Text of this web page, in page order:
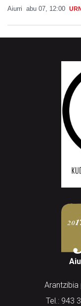
Aiurri abu 07, 12:00
Arantzibia
Tel.: 943